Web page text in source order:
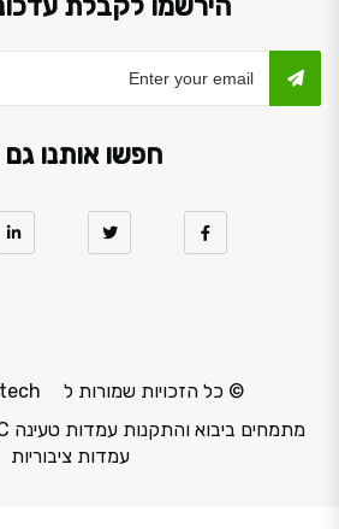
הירשמו לקבלת
חפשו אותנו
© כל הזכויות שמורות ל
עמדות ציבוריות